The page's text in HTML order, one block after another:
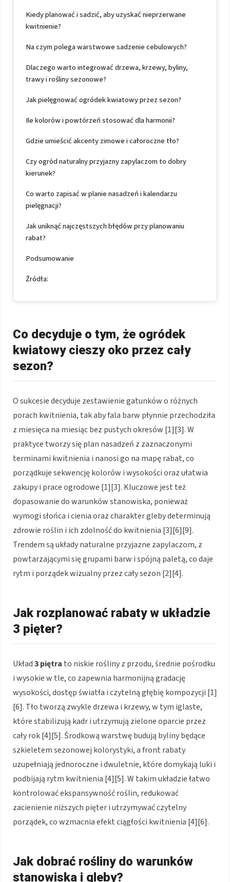
Kiedy planować i sadzić, aby uzyskać nieprzerwane
kwitnienie?
Na czym polega warstwowe sadzenie cebulowych?
Dlaczego warto integrować drzewa, krzewy, byliny,
trawy i rośliny sezonowe?
Jak pielęgnować ogródek kwiatowy przez sezon?
Ile kolorów i powtórzeń stosować dla harmonii?
Gdzie umieścić akcenty zimowe i całoroczne tło?
Czy ogród naturalny przyjazny zapylaczom to dobry
kierunek?
Co warto zapisać w planie nasadzeń i kalendarzu
pielęgnacji?
Jak uniknąć najczęstszych błędów przy planowaniu
rabat?
Podsumowanie
Źródła:
Co decyduje o tym, że ogródek
kwiatowy cieszy oko przez cały
sezon?
O sukcesie decyduje zestawienie gatunków o różnych
porach kwitnienia, tak aby fala barw płynnie przechodziła
z miesięca na miesiąc bez pustych okresów [1][3]. W
praktyce tworzy się plan nasadzeń z zaznaczonymi
terminami kwitnienia i nanosi go na mapę rabat, co
porządkuje sekwencję kolorów i wysokości oraz ułatwia
zakupy i prace ogrodowe [1][3]. Kluczowe jest też
dopasowanie do warunków stanowiska, ponieważ
wymogi słońca i cienia oraz charakter gleby determinują
zdrowie roślin i ich zdolność do kwitnienia [3][6][9].
Trendem są układy naturalne przyjazne zapylaczom, z
powtarzającymi się grupami barw i spójną paletą, co daje
rytm i porządek wizualny przez cały sezon [2][4].
Jak rozplanować rabaty w układzie
3 pięter?
Układ3 piętra to niskie rośliny z przodu, średnie pośrodku
i wysokie w tle, co zapewnia harmonijną gradację
wysokości, dostęp światła i czytelną głębię kompozycji [1]
[6]. Tło tworzą zwykle drzewa i krzewy, w tym iglaste,
które stabilizują kadr i utrzymują zielone oparcie przez
cały rok [4][5]. Środkową warstwę budują byliny będące
szkieletem sezonowej kolorystyki, a front rabaty
uzupełniają jednoroczne i dwuletnie, które domykają luki i
podbijają rytm kwitnienia [4][5]. W takim układzie łatwo
kontrolować ekspansywność roślin, redukować
zacienienie niższych pięter i utrzymywać czytelny
porządek, co wzmacnia efekt ciągłości kwitnienia [4][6].
Jak dobrać rośliny do warunków
stanowiska i gleby?